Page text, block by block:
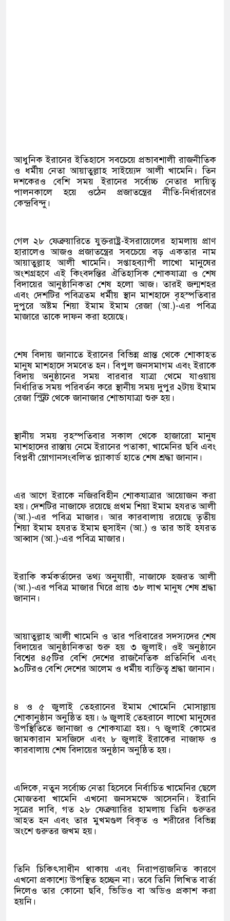
আধুনিক ইরানের ইতিহাসে সবচেয়ে প্রভাবশালী রাজনীতিক
ও ধর্মীয় নেতা আয়াতুল্লাহ সাইয়্যেদ আলী খামেনি। তিন
দশকেরও বেশি সময় ইরানের সর্বোচ্চ নেতার দায়িত্ব
পালনকালে হয়ে ওঠেন প্রজাতন্ত্রের নীতি-নির্ধারণের
কেন্দ্রবিন্দু।
গেল ২৮ ফেব্রুয়ারিতে যুক্তরাষ্ট্র-ইসরায়েলের হামলায় প্রাণ
হারালেও আজও প্রজাতন্ত্রের সবচেয়ে বড় একতার নাম
আয়াতুল্লাহ আলী খামেনি। সপ্তাহব্যাপী লাখো মানুষের
অংশগ্রহণে এই কিংবদন্তির ঐতিহাসিক শোকযাত্রা ও শেষ
বিদায়ের আনুষ্ঠানিকতা শেষ হলো আজ। তারই জন্মশহর
এবং দেশটির পবিত্রতম ধর্মীয় স্থান মাশহাদে বৃহস্পতিবার
দুপুরে অষ্টম শিয়া ইমাম ইমাম রেজা (আ.)-এর পবিত্র
মাজারে তাকে দাফন করা হয়েছে।
শেষ বিদায় জানাতে ইরানের বিভিন্ন প্রান্ত থেকে শোকাহত
মানুষ মাশহাদে সমবেত হন। বিপুল জনসমাগম এবং ইরাকে
বিদায় অনুষ্ঠানের সময় বারবার যাত্রা থেমে যাওয়ায়
নির্ধারিত সময় পরিবর্তন করে স্থানীয় সময় দুপুর ২টায় ইমাম
রেজা স্ট্রিট থেকে জানাজার শোভাযাত্রা শুরু হয়।
স্থানীয় সময় বৃহস্পতিবার সকাল থেকে হাজারো মানুষ
মাশহাদের রাস্তায় নেমে ইরানের পতাকা, খামেনির ছবি এবং
বিপ্লবী স্লোগানসংবলিত প্ল্যাকার্ড হাতে শেষ শ্রদ্ধা জানান।
এর আগে ইরাকে নজিরবিহীন শোকযাত্রার আয়োজন করা
হয়। দেশটির নাজাফে রয়েছে প্রথম শিয়া ইমাম হযরত আলী
(আ.)-এর পবিত্র মাজার। আর কারবালায় রয়েছে তৃতীয়
শিয়া ইমাম হযরত ইমাম হুসাইন (আ.) ও তার ভাই হযরত
আব্বাস (আ.)-এর পবিত্র মাজার।
ইরাকি কর্মকর্তাদের তথ্য অনুযায়ী, নাজাফে হজরত আলী
(আ.)-এর পবিত্র মাজার ঘিরে প্রায় ৩৮ লাখ মানুষ শেষ শ্রদ্ধা
জানান।
আয়াতুল্লাহ আলী খামেনি ও তার পরিবারের সদস্যদের শেষ
বিদায়ের আনুষ্ঠানিকতা শুরু হয় ৩ জুলাই। ওই অনুষ্ঠানে
বিশ্বের ৪৫টির বেশি দেশের রাজনৈতিক প্রতিনিধি এবং
৯০টিরও বেশি দেশের আলেম ও ধর্মীয় ব্যক্তিত্ব শ্রদ্ধা জানান।
৪ ও ৫ জুলাই তেহরানের ইমাম খোমেনি মোসাল্লায়
শোকানুষ্ঠান অনুষ্ঠিত হয়। ৬ জুলাই তেহরানে লাখো মানুষের
উপস্থিতিতে জানাজা ও শোকযাত্রা হয়। ৭ জুলাই কোমের
জামকারান মসজিদে এবং ৮ জুলাই ইরাকের নাজাফ ও
কারবালায় শেষ বিদায়ের অনুষ্ঠান অনুষ্ঠিত হয়।
এদিকে, নতুন সর্বোচ্চ নেতা হিসেবে নির্বাচিত খামেনির ছেলে
মোজতবা খামেনি এখনো জনসমক্ষে আসেননি। ইরানি
সূত্রের দাবি, গত ২৮ ফেব্রুয়ারির হামলায় তিনি গুরুতর
আহত হন এবং তার মুখমণ্ডল বিকৃত ও শরীরের বিভিন্ন
অংশে গুরুতর জখম হয়।
তিনি চিকিৎসাধীন থাকায় এবং নিরাপত্তাজনিত কারণে
এখনো প্রকাশ্যে উপস্থিত হচ্ছেন না। তবে তিনি লিখিত বার্তা
দিলেও তার কোনো ছবি, ভিডিও বা অডিও প্রকাশ করা
হয়নি।